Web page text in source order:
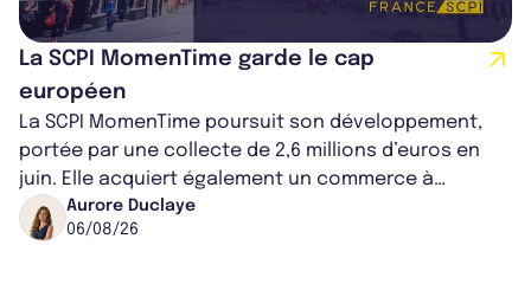
La SCPI MomenTime garde le cap
européen
La SCPI MomenTime poursuit son développement,
portée par une collecte de 2,6 millions d’euros en
juin. Elle acquiert également un commerce à
Worcester, place une plateforme logisti...
Aurore Duclaye
06/08/26